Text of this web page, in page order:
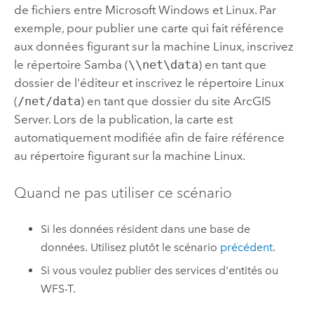
de fichiers entre Microsoft Windows et Linux. Par
exemple, pour publier une carte qui fait référence
aux données figurant sur la machine Linux, inscrivez
le répertoire Samba (\\net\data) en tant que
dossier de l'éditeur et inscrivez le répertoire Linux
(/net/data) en tant que dossier du site ArcGIS
Server. Lors de la publication, la carte est
automatiquement modifiée afin de faire référence
au répertoire figurant sur la machine Linux.
Quand ne pas utiliser ce scénario
Si les données résident dans une base de
données. Utilisez plutôt le scénario précédent.
Si vous voulez publier des services d'entités ou
WFS-T.